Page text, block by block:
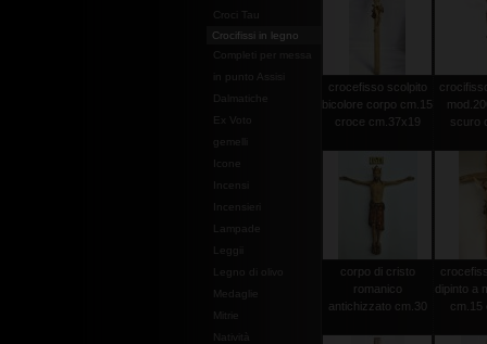
Croci Tau
Crocifissi in legno
Completi per messa
in punto Assisi
Dalmatiche
Ex Voto
gemelli
Leggii
Legno di olivo
Medaglie
Mitrie
Natività
crocefisso scolpito
bicolore corpo cm.15
croce cm.37x19
scuro
corpo di cristo
romanico
antichizzato cm.30
dipinto a
cm.15